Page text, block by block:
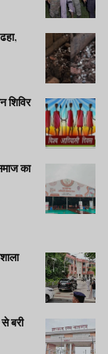
शिविर
का
बरी